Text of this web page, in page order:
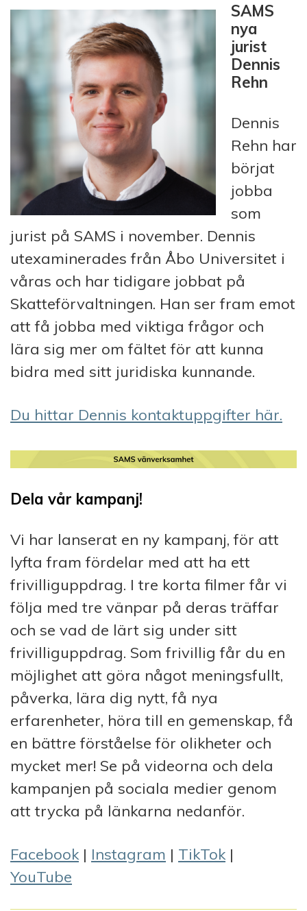
SAMS
nya
jurist
Dennis
Rehn
Dennis
Rehn har
börjat
jobba
som
jurist på SAMS i november. Dennis
utexaminerades från Åbo Universitet i
våras och har tidigare jobbat på
Skatteförvaltningen. Han ser fram emot
att få jobba med viktiga frågor och
lära sig mer om fältet för att kunna
bidra med sitt juridiska kunnande.
Du hittar Dennis kontaktuppgifter här.
Dela vår kampanj!
Vi har lanserat en ny kampanj, för att
lyfta fram fördelar med att ha ett
frivilliguppdrag. I tre korta filmer får vi
följa med tre vänpar på deras träffar
och se vad de lärt sig under sitt
frivilliguppdrag. Som frivillig får du en
möjlighet att göra något meningsfullt,
påverka, lära dig nytt, få nya
erfarenheter, höra till en gemenskap, få
en bättre förståelse för olikheter och
mycket mer! Se på videorna och dela
kampanjen på sociala medier genom
att trycka på länkarna nedanför.
Facebook | Instagram | TikTok |
YouTube